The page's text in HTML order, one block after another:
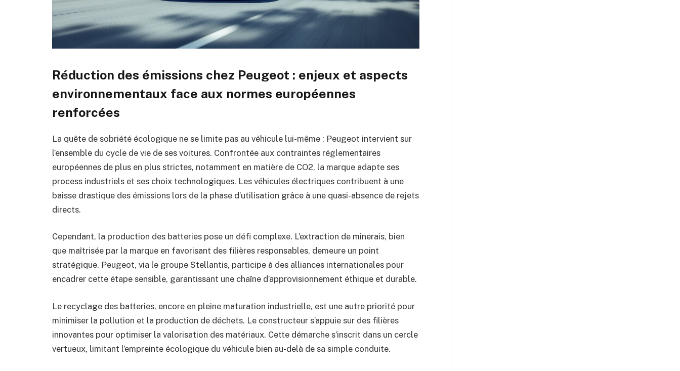
Réduction des émissions chez Peugeot : enjeux et aspects
environnementaux face aux normes européennes
renforcées
La quête de sobriété écologique ne se limite pas au véhicule lui-même : Peugeot intervient sur
l’ensemble du cycle de vie de ses voitures. Confrontée aux contraintes réglementaires
européennes de plus en plus strictes, notamment en matière de CO2, la marque adapte ses
process industriels et ses choix technologiques. Les véhicules électriques contribuent à une
baisse drastique des émissions lors de la phase d’utilisation grâce à une quasi-absence de rejets
directs.
Cependant, la production des batteries pose un défi complexe. L’extraction de minerais, bien
que maîtrisée par la marque en favorisant des filières responsables, demeure un point
stratégique. Peugeot, via le groupe Stellantis, participe à des alliances internationales pour
encadrer cette étape sensible, garantissant une chaîne d’approvisionnement éthique et durable.
Le recyclage des batteries, encore en pleine maturation industrielle, est une autre priorité pour
minimiser la pollution et la production de déchets. Le constructeur s’appuie sur des filières
innovantes pour optimiser la valorisation des matériaux. Cette démarche s’inscrit dans un cercle
vertueux, limitant l’empreinte écologique du véhicule bien au-delà de sa simple conduite.